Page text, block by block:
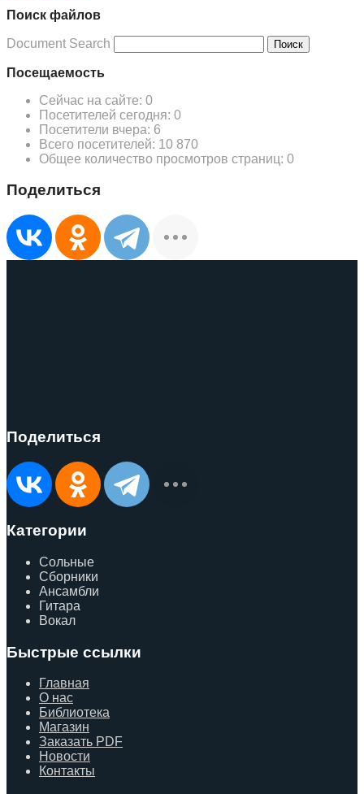
Поиск файлов
Document Search Поиск
Посещаемость
Сейчас на сайте: 0
Посетителей сегодня: 0
Посетители вчера: 6
Всего посетителей: 10 870
Общее количество просмотров страниц: 0
Поделиться
Поделиться
Категории
Сольные
Сборники
Ансамбли
Гитара
Вокал
Быстрые ссылки
Главная
О нас
Библиотека
Магазин
Заказать PDF
Новости
Контакты